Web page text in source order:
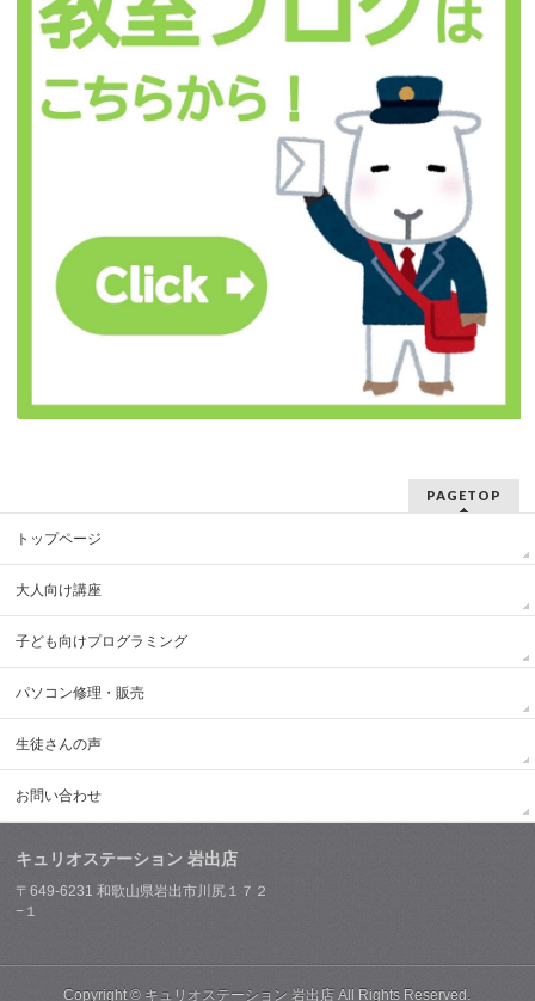
PAGETOP
トップページ
大人向け講座
子ども向けプログラミング
パソコン修理・販売
生徒さんの声
お問い合わせ
キュリオステーション 岩出店
〒649-6231 和歌山県岩出市川尻１７２
−１
Copyright © キュリオステーション 岩出店 All Rights Reserved.